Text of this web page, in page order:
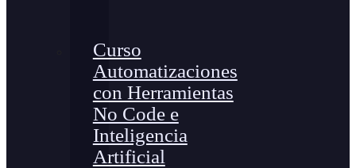
Curso
Automatizaciones
con Herramientas
No Code e
Inteligencia
Artificial